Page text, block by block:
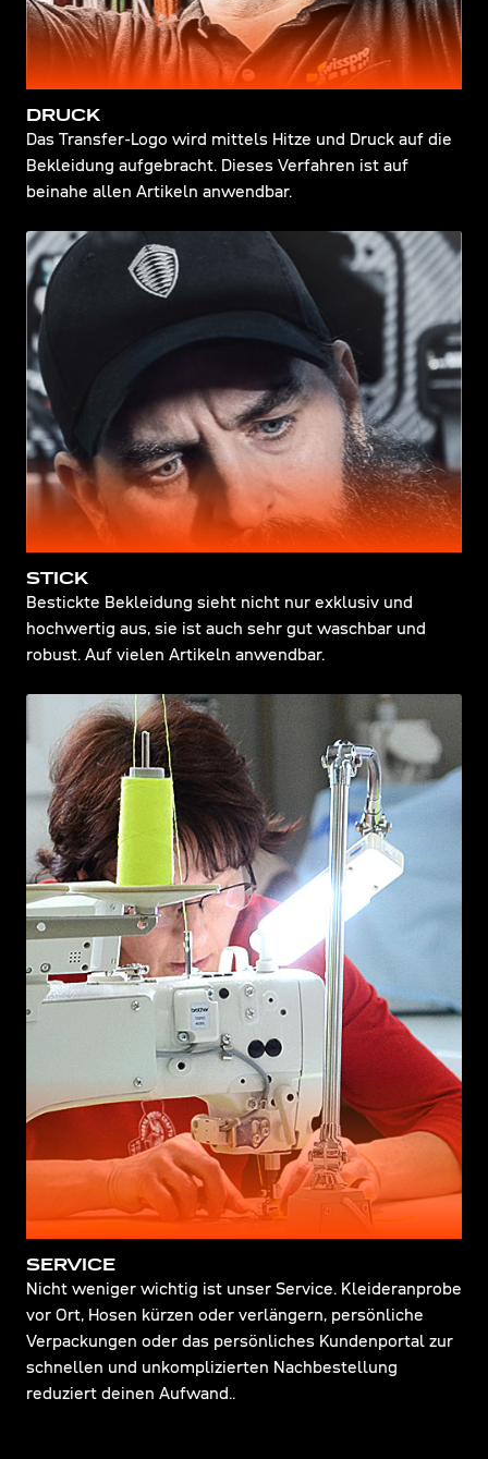
DRUCK
Das Transfer-Logo wird mittels Hitze und Druck auf die
Bekleidung aufgebracht. Dieses Verfahren ist auf
beinahe allen Artikeln anwendbar.
STICK
Bestickte Bekleidung sieht nicht nur exklusiv und
hochwertig aus, sie ist auch sehr gut waschbar und
robust. Auf vielen Artikeln anwendbar.
SERVICE
Nicht weniger wichtig ist unser Service. Kleideranprobe
vor Ort, Hosen kürzen oder verlängern, persönliche
Verpackungen oder das persönliches Kundenportal zur
schnellen und unkomplizierten Nachbestellung
reduziert deinen Aufwand..